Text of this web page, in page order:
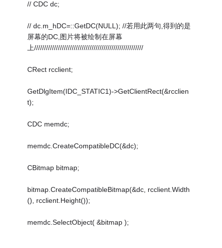
// CDC dc;
// dc.m_hDC=::GetDC(NULL); //若用此两句,得到的是
屏幕的DC,图片将被绘制在屏幕
上///////////////////////////////////////////////////////
CRect rcclient;
GetDlgItem(IDC_STATIC1)->GetClientRect(&rcclien
t);
CDC memdc;
memdc.CreateCompatibleDC(&dc);
CBitmap bitmap;
bitmap.CreateCompatibleBitmap(&dc, rcclient.Width
(), rcclient.Height());
memdc.SelectObject( &bitmap );